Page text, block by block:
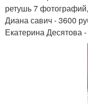
ретушь 7
Диана савич - 3600
Екатерина Десятова